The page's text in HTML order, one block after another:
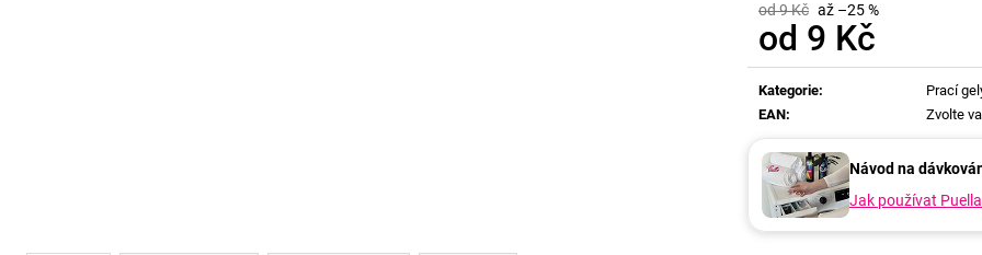
od 9 Kč až –25 %
od 9 Kč
Měrná
cena:
Kategorie:
Prací
EAN: Zvolte
Návod na
Jak používat